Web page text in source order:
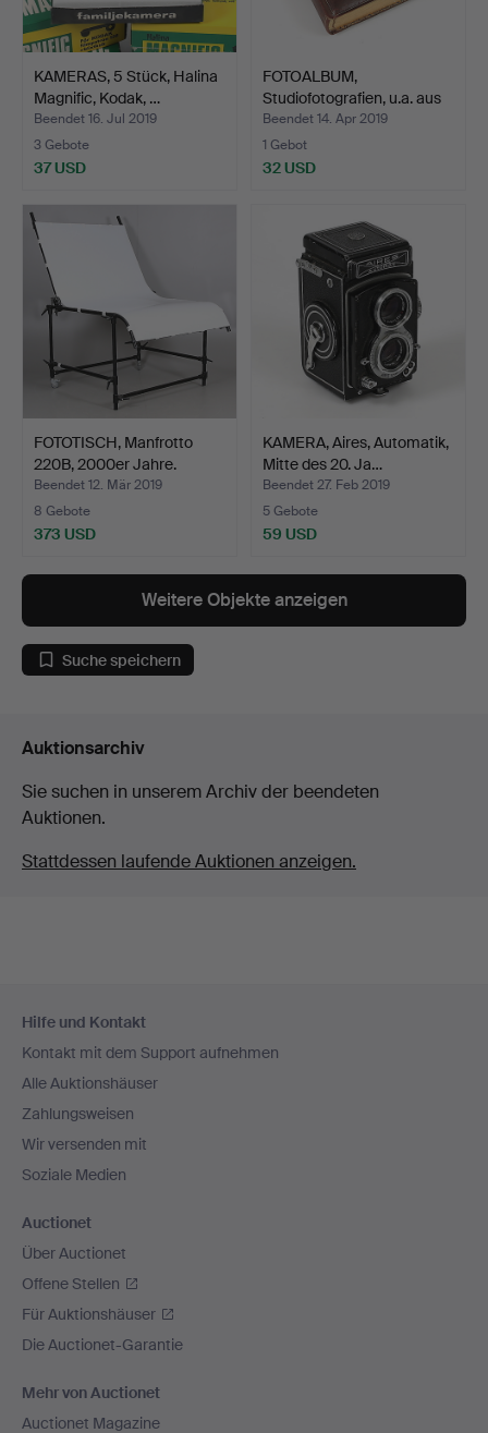
KAMERAS, 5 Stück, Halina
Magnific, Kodak, …
Beendet 16. Jul 2019
3 Gebote
37 USD
FOTOALBUM,
Studiofotografien, u.a. aus
Ång…
Beendet 14. Apr 2019
1 Gebot
32 USD
FOTOTISCH, Manfrotto
220B, 2000er Jahre.
Beendet 12. Mär 2019
8 Gebote
373 USD
KAMERA, Aires, Automatik,
Mitte des 20. Ja…
Beendet 27. Feb 2019
5 Gebote
59 USD
Weitere Objekte anzeigen
Suche speichern
Auktionsarchiv
Sie suchen in unserem Archiv der beendeten
Auktionen.
Stattdessen laufende Auktionen anzeigen.
Navigation
Hilfe und Kontakt
Kontakt mit dem Support aufnehmen
Alle Auktionshäuser
Zahlungsweisen
Wir versenden mit
Soziale Medien
Auctionet
Über Auctionet
Offene Stellen
Für Auktionshäuser
Die Auctionet-Garantie
Mehr von Auctionet
Auctionet Magazine